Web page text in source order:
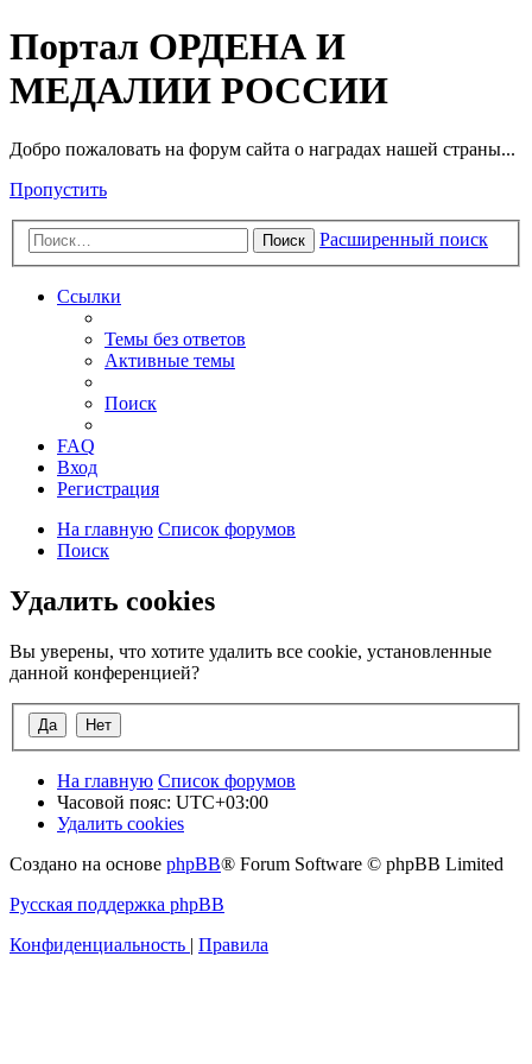
Портал ОРДЕНА И
МЕДАЛИИ РОССИИ
Добро пожаловать на форум сайта о наградах нашей страны...
Пропустить
Поиск Расширенный поиск
Ссылки
Темы без ответов
Активные темы
Поиск
FAQ
Вход
Регистрация
На главную Список форумов
Поиск
Удалить cookies
Вы уверены, что хотите удалить все cookie, установленные
данной конференцией?
На главную Список форумов
Часовой пояс: UTC+03:00
Удалить cookies
Создано на основе phpBB® Forum Software © phpBB Limited
Русская поддержка phpBB
Конфиденциальность | Правила